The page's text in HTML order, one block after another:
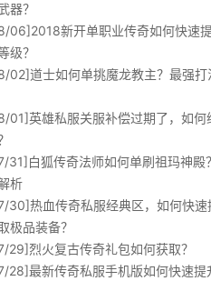
器？
06]2018新开单职业传奇如何快速
级？
02]道士如何单挑魔龙教主？最强
01]英雄私服关服补偿过期了，如何
31]白狐传奇法师如何单刷祖玛神殿
析
30]热血传奇私服经典区，如何快速
极品装备？
29]烈火复古传奇礼包如何获取？
28]最新传奇私服手机版如何快速提